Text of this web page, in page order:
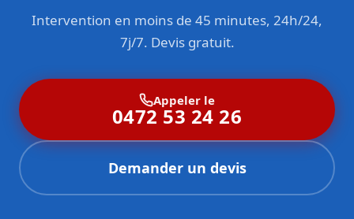
Intervention en moins de 45 minutes, 24h/24,
7j/7. Devis gratuit.
Appeler le
0472 53 24 26
Demander un devis